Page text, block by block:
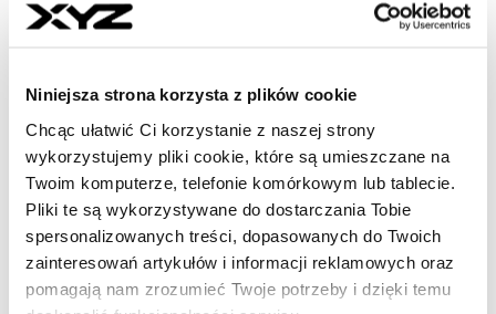
Niniejsza strona korzysta z plików cookie
Chcąc ułatwić Ci korzystanie z naszej strony
wykorzystujemy pliki cookie, które są umieszczane na
Twoim komputerze, telefonie komórkowym lub tablecie.
Pliki te są wykorzystywane do dostarczania Tobie
spersonalizowanych treści, dopasowanych do Twoich
zainteresowań artykułów i informacji reklamowych oraz
pomagają nam zrozumieć Twoje potrzeby i dzięki temu
konkretów, izolowanie ofiary – np. pomijanie w
wystarczyło, ale nie tutaj”.
Jak się bronić przed mobbingiem?
Zareaguj wcześnie– jeśli czujesz się osobą nękaną,
spróbuj porozmawiać z mobberem.
Zbieraj dowody– e-maile, wiadomości, nagrania